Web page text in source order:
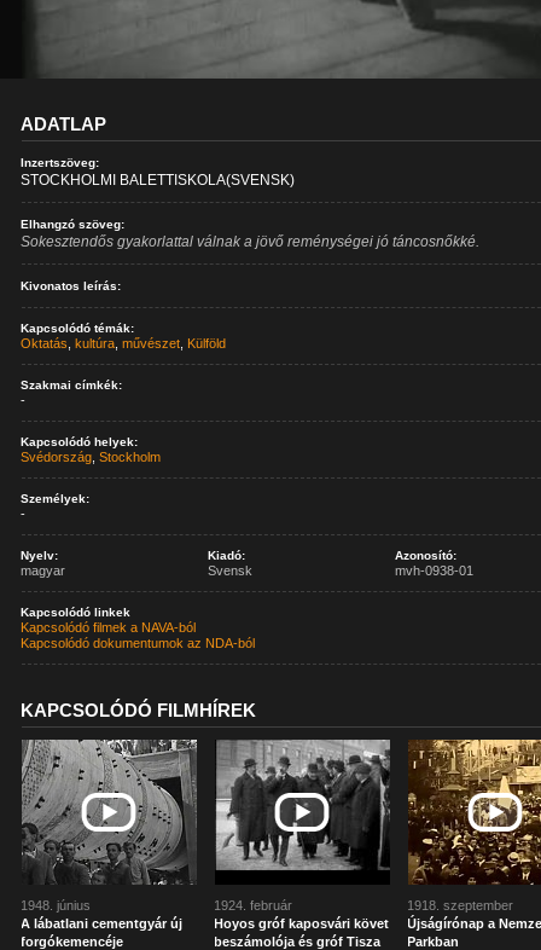
ADATLAP
Inzertszöveg:
STOCKHOLMI BALETTISKOLA(SVENSK)
Elhangzó szöveg:
Sokesztendős gyakorlattal válnak a jövő reménységei jó táncosnőkké.
Kivonatos leírás:
Kapcsolódó témák:
Oktatás ,kultúra ,művészet Külföld
Szakmai címkék:
-
Kapcsolódó helyek:
Svédország ,Stockholm
Személyek:
-
Nyelv:
magyar
Kiadó:
Svensk
Azonosító:
mvh-0938-01
Kapcsolódó linkek
Kapcsolódó filmek a NAVA-ból
Kapcsolódó dokumentumok az NDA-ból
KAPCSOLÓDÓ FILMHÍREK
1948. június
A lábatlani cementgyár új
forgókemencéje
1924. február
Hoyos gróf kaposvári követ
beszámolója és gróf Tisza
1918. szeptember
Újságírónap a
Parkban